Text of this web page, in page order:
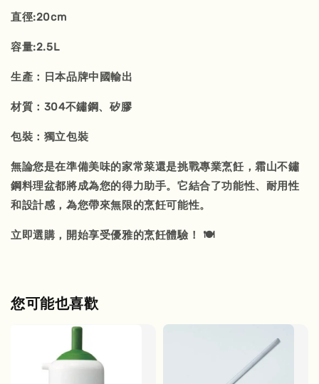
直徑:20cm
容量:2.5L
生產：日本品牌中國輸出
材質：304不鏽鋼、矽膠
包裝：獨立包裝
無論您是在準備美味的家常菜還是挑戰專業烹飪，霜山不鏽
鋼料理盆都將成為您的得力助手。它結合了功能性、耐用性
和設計感，為您帶來無限的烹飪可能性。
立即選購，開始享受優雅的烹飪體驗！ 🍽️
您可能也喜歡